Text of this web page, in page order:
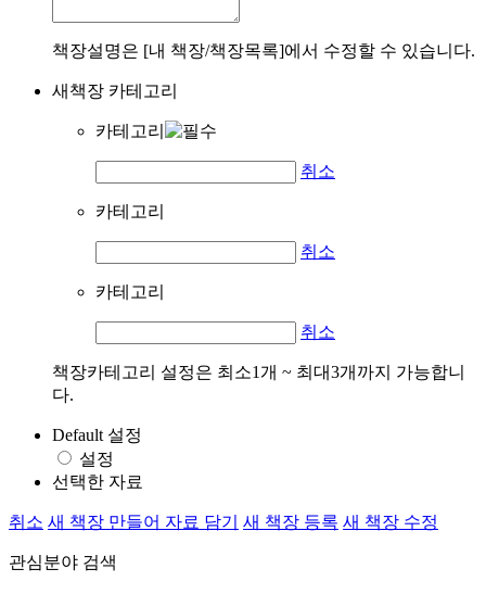
책장설명은 [내 책장/책장목록]에서 수정할 수 있습니다.
새책장 카테고리
카테고리
취소
카테고리
취소
카테고리
취소
책장카테고리 설정은 최소1개 ~ 최대3개까지 가능합니
다.
Default 설정
설정
선택한 자료
취소 새 책장 만들어 자료 담기 새 책장 등록 새 책장 수정
관심분야 검색